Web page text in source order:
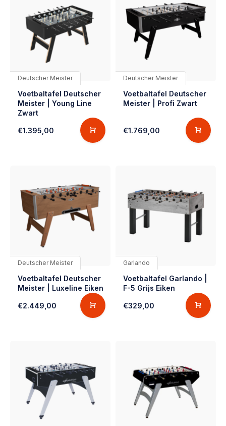
Deutscher Meister
Voetbaltafel Deutscher
Meister | Young Line
Zwart
€1.395,00
Deutscher Meister
Voetbaltafel Deutscher
Meister | Profi Zwart
€1.769,00
Deutscher Meister
Voetbaltafel Deutscher
Meister | Luxeline Eiken
€2.449,00
Garlando
Voetbaltafel Garlando |
F-5 Grijs Eiken
€329,00